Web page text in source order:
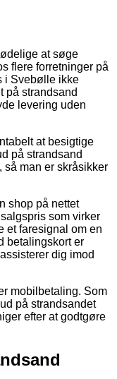
at søge
flere forretninger på
i Svebølle ikke
på strandsand
levering uden
at besigtige
på strandsand
så man er skråsikker
shop på nettet
som virker
et faresignal om en
betalingskort er
dig imod
mobilbetaling. Som
på strandsandet
efter at godtgøre